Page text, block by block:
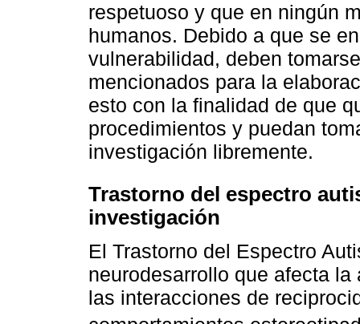
respetuoso y que en ningún
humanos. Debido a que se
vulnerabilidad, deben
mencionados para la
esto con la finalidad de que
procedimientos y puedan
investigación libremente.
Trastorno del espectro
investigación
El Trastorno del Espectro
neurodesarrollo que afecta
las interacciones de